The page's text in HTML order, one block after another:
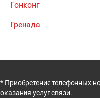
Гонконг
Гренада
* Приобретение телефонных
оказания услуг связи.